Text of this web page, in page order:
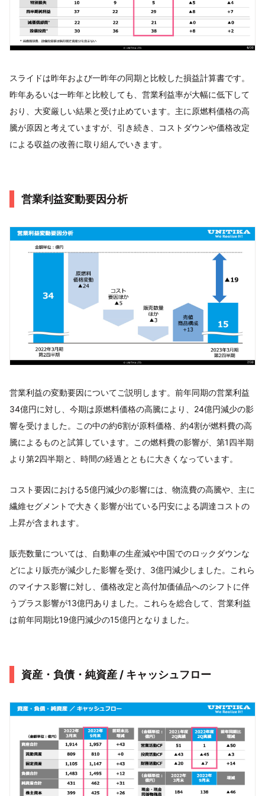
スライドは昨年および一昨年の同期と比較した損益計算書です。
昨年あるいは一昨年と比較しても、営業利益率が大幅に低下して
おり、大変厳しい結果と受け止めています。主に原燃料価格の高
騰が原因と考えていますが、引き続き、コストダウンや価格改定
による収益の改善に取り組んでいきます。
営業利益変動要因分析
営業利益の変動要因についてご説明します。前年同期の営業利益
34億円に対し、今期は原燃料価格の高騰により、24億円減少の影
響を受けました。この中の約6割が原料価格、約4割が燃料費の高
騰によるものと試算しています。この燃料費の影響が、第1四半期
より第2四半期と、時間の経過とともに大きくなっています。
コスト要因における5億円減少の影響には、物流費の高騰や、主に
繊維セグメントで大きく影響が出ている円安による調達コストの
上昇が含まれます。
販売数量については、自動車の生産減や中国でのロックダウンな
どにより販売が減少した影響を受け、3億円減少しました。これら
のマイナス影響に対し、価格改定と高付加価値品へのシフトに伴
うプラス影響が13億円ありました。これらを総合して、営業利益
は前年同期比19億円減少の15億円となりました。
資産・負債・純資産 / キャッシュフロー